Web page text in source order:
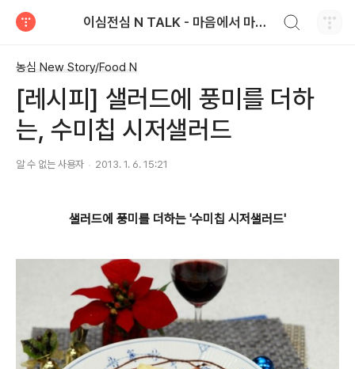
이심전심 N TALK - 마음에서 마음으로 전하는 농심 블로그
농심 New Story/Food N
[레시피] 샐러드에 풍미를 더하
는, 수미칩 시저샐러드
알 수 없는 사용자 2013. 1. 6. 15:21
샐러드에 풍미를 더하는 '수미칩 시저샐러드'